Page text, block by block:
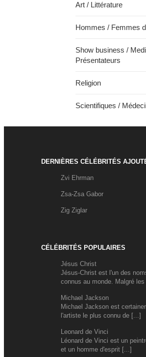
Art / Littérature
Hommes / Femmes
Show business /
Présentateurs
Religion
Scientifiques /
DERNIÈRES CÉLÉBRITÉS
Zvi Ehrman
Zsa-Zsa Gabor
Zig Ziglar
CÉLÉBRITÉS POPULAIRES
Jésus Christ
Jésus-Christ est l'un des
connus au monde. Malgré les
Michael Jackson
Michael Jackson est
l'artiste le plus connu de [...]
Leonard de Vinci
Léonard de Vinci est un
et un homme d'esprit [...]